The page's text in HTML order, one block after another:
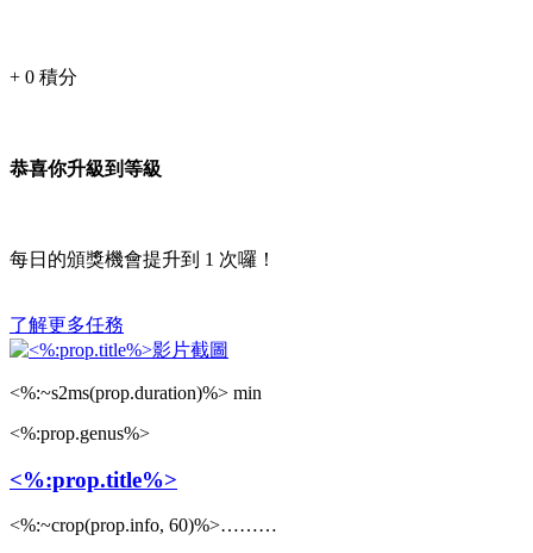
+ 0 積分
恭喜你升級到等級
每日的頒獎機會提升到 1 次囉！
了解更多任務
<%:~s2ms(prop.duration)%> min
<%:prop.genus%>
<%:prop.title%>
<%:~crop(prop.info, 60)%>………